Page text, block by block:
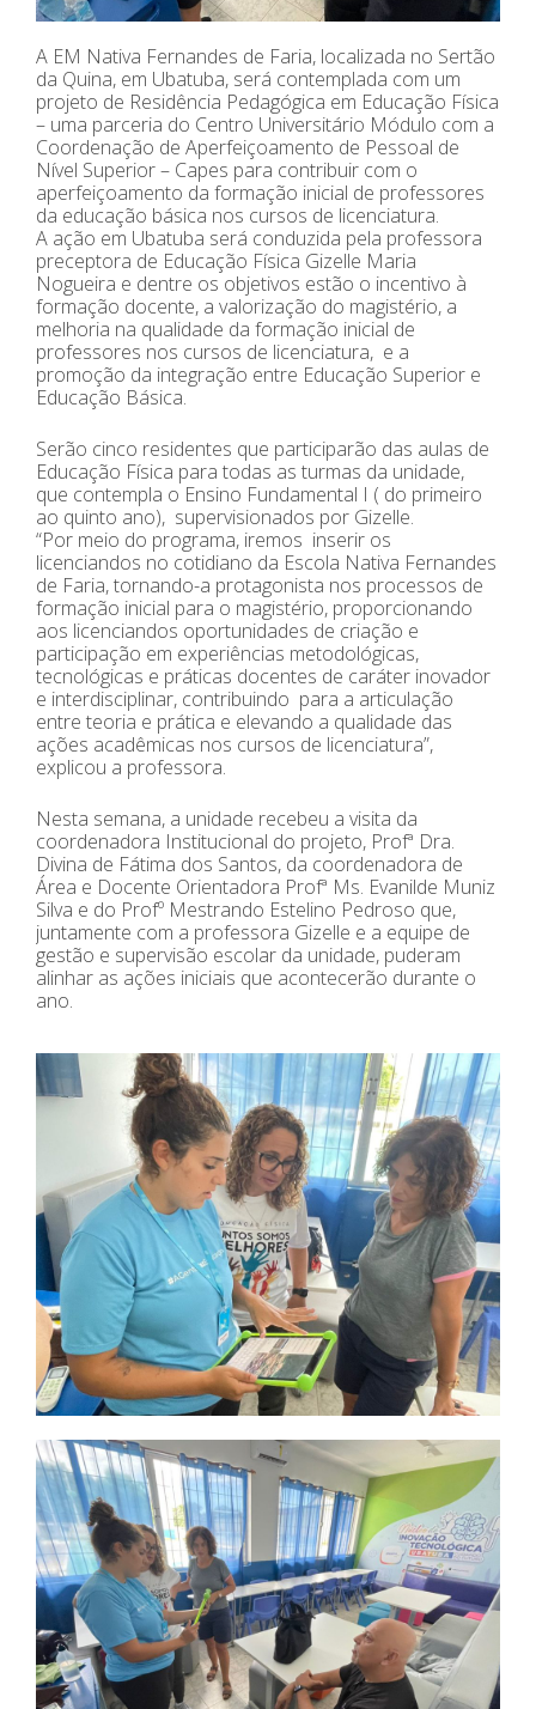
A EM Nativa Fernandes de Faria, localizada no Sertão
da Quina, em Ubatuba, será contemplada com um
projeto de Residência Pedagógica em Educação Física
– uma parceria do Centro Universitário Módulo com a
Coordenação de Aperfeiçoamento de Pessoal de
Nível Superior – Capes para contribuir com o
aperfeiçoamento da formação inicial de professores
da educação básica nos cursos de licenciatura.
A ação em Ubatuba será conduzida pela professora
preceptora de Educação Física Gizelle Maria
Nogueira e dentre os objetivos estão o incentivo à
formação docente, a valorização do magistério, a
melhoria na qualidade da formação inicial de
professores nos cursos de licenciatura, e a
promoção da integração entre Educação Superior e
Educação Básica.
Serão cinco residentes que participarão das aulas de
Educação Física para todas as turmas da unidade,
que contempla o Ensino Fundamental I ( do primeiro
ao quinto ano), supervisionados por Gizelle.
“Por meio do programa, iremos inserir os
licenciandos no cotidiano da Escola Nativa Fernandes
de Faria, tornando-a protagonista nos processos de
formação inicial para o magistério, proporcionando
aos licenciandos oportunidades de criação e
participação em experiências metodológicas,
tecnológicas e práticas docentes de caráter inovador
e interdisciplinar, contribuindo para a articulação
entre teoria e prática e elevando a qualidade das
ações acadêmicas nos cursos de licenciatura”,
explicou a professora.
Nesta semana, a unidade recebeu a visita da
coordenadora Institucional do projeto, Profª Dra.
Divina de Fátima dos Santos, da coordenadora de
Área e Docente Orientadora Profª Ms. Evanilde Muniz
Silva e do Profº Mestrando Estelino Pedroso que,
juntamente com a professora Gizelle e a equipe de
gestão e supervisão escolar da unidade, puderam
alinhar as ações iniciais que acontecerão durante o
ano.